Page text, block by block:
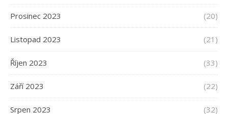
Prosinec 2023 (20)
Listopad 2023 (21)
Říjen 2023 (33)
Září 2023 (22)
Srpen 2023 (32)